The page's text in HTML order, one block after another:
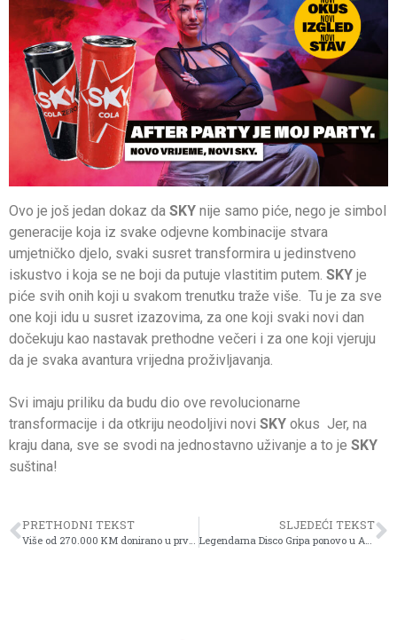
Ovo je još jedan dokaz da SKY nije samo piće, nego je simbol
generacije koja iz svake odjevne kombinacije stvara
umjetničko djelo, svaki susret transformira u jedinstveno
iskustvo i koja se ne boji da putuje vlastitim putem. SKY je
piće svih onih koji u svakom trenutku traže više. Tu je za sve
one koji idu u susret izazovima, za one koji svaki novi dan
dočekuju kao nastavak prethodne večeri i za one koji vjeruju
da je svaka avantura vrijedna proživljavanja.
Svi imaju priliku da budu dio ove revolucionarne
transformacije i da otkriju neodoljivi novi SKY okus Jer, na
kraju dana, sve se svodi na jednostavno uživanje a to je SKY
suština!
PRETHODNI TEKST SLJEDEĆI TEKST